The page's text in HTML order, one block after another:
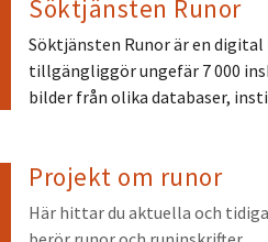
Söktjänsten Runor
Söktjänsten Runor är en
tillgängliggör ungefär 7 000
bilder från olika databaser,
Projekt om runor
Här hittar du aktuella och